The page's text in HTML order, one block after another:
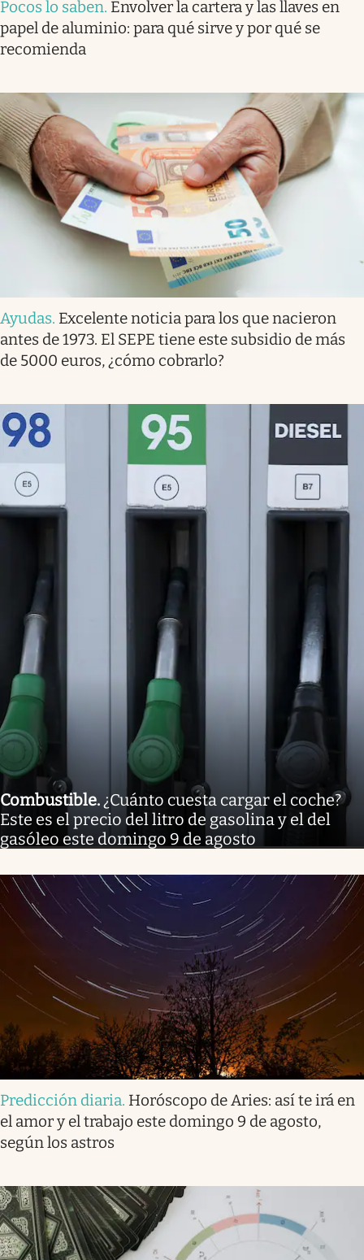
Pocos lo saben. Envolver la cartera y las llaves en
papel de aluminio: para qué sirve y por qué se
recomienda
Ayudas. Excelente noticia para los que nacieron
antes de 1973. El SEPE tiene este subsidio de más
de 5000 euros, ¿cómo cobrarlo?
Combustible. ¿Cuánto cuesta cargar el coche?
Este es el precio del litro de gasolina y el del
gasóleo este domingo 9 de agosto
Predicción diaria. Horóscopo de Aries: así te irá en
el amor y el trabajo este domingo 9 de agosto,
según los astros